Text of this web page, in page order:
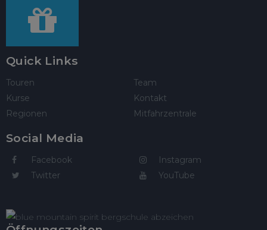
Quick Links
Touren
Kurse
Regionen
Team
Kontakt
Mitfahrzentrale
Social Media
Facebook
Twitter
Instagram
YouTube